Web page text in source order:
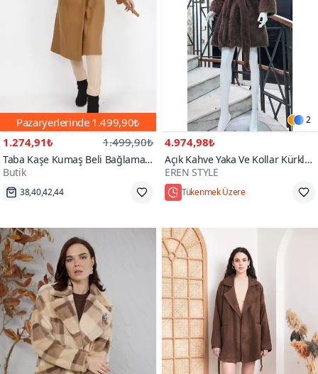
Pazaryerlerinde 1.499,90₺
1.274,91₺
1.499,90₺
Taba Kaşe Kumaş Beli Bağlamalı
Kaban
Butik
Hızlı Kargo
2
4.974,98₺
Açık Kahve Yaka Ve Kollar Kürklü
İçi Nubuk Kemerli Kürk Kaban
EREN STYLE
Hızlı Kargo